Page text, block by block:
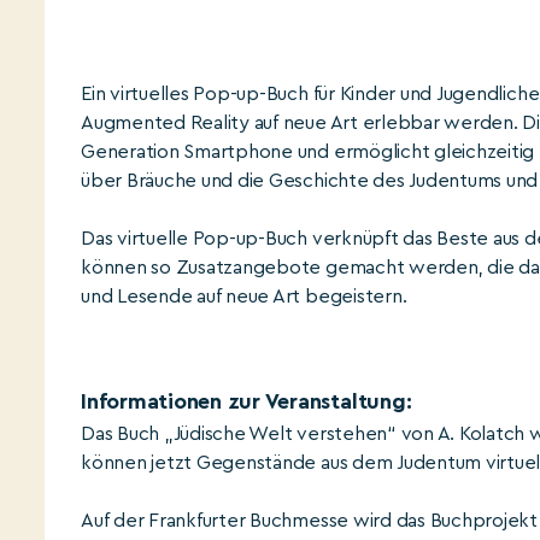
Ein virtuelles Pop-up-Buch für Kinder und
Augmented Reality auf neue Art erlebbar werden.
Generation Smartphone und ermöglicht gleichzeitig
über Bräuche und die Geschichte des Judentums
Das virtuelle Pop-up-Buch verknüpft das Beste aus
können so Zusatzangebote gemacht werden, die
und Lesende auf neue Art begeistern.
Informationen zur Veranstaltung:
Das Buch „Jüdische Welt verstehen“ von A.
können jetzt Gegenstände aus dem Judentum
Auf der Frankfurter Buchmesse wird das